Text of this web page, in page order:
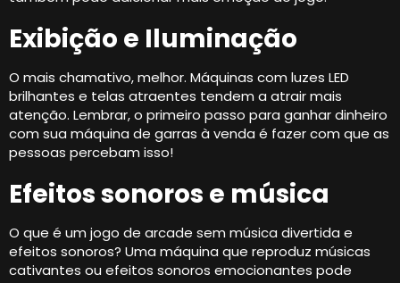
Exibição e Iluminação
O mais chamativo, melhor. Máquinas com luzes LED
brilhantes e telas atraentes tendem a atrair mais
atenção. Lembrar, o primeiro passo para ganhar dinheiro
com sua máquina de garras à venda é fazer com que as
pessoas percebam isso!
Efeitos sonoros e música
O que é um jogo de arcade sem música divertida e
efeitos sonoros? Uma máquina que reproduz músicas
cativantes ou efeitos sonoros emocionantes pode